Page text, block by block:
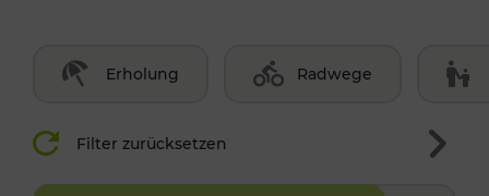
Erholung Radwege
Filter zurücksetzen